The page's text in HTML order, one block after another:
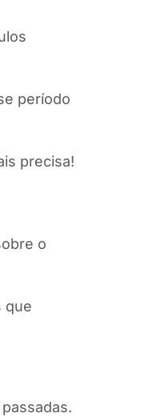
período
precisa!
o
que